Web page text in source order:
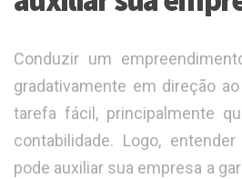
Conduzir um
gradativamente em direção
tarefa fácil, principalmente
contabilidade. Logo,
pode auxiliar sua empresa a